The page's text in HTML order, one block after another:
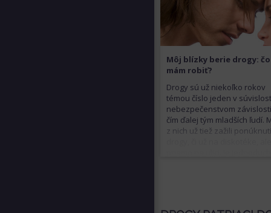
Môj blízky berie drogy: čo
mám robiť?
Drogy sú už niekoľko rokov
témou číslo jeden v
nebezpečenstvom
čím ďalej tým mladších ľudí.
z nich už tiež zažili